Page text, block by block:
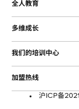
全人教育
多维成长
我们的培训中心
加盟热线
沪ICP备